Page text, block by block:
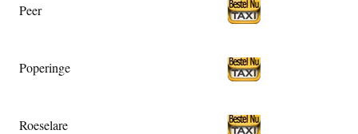
Peer
Poperinge
Roeselare